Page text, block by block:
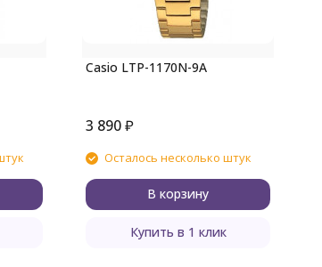
Casio LTP-1170N-9A
3 890₽
Осталось несколько штук
В корзину
Купить в 1 клик